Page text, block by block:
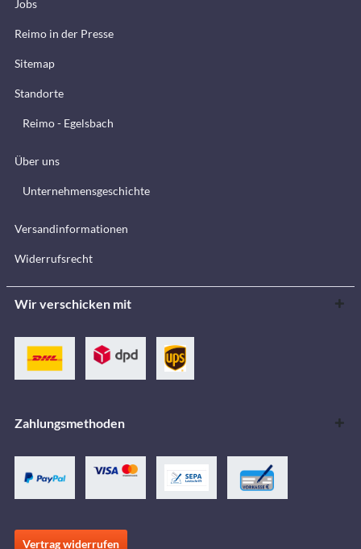
Jobs
Reimo in der Presse
Sitemap
Standorte
Reimo - Egelsbach
Über uns
Unternehmensgeschichte
Versandinformationen
Widerrufsrecht
Wir verschicken mit
Zahlungsmethoden
Vertrag widerrufen